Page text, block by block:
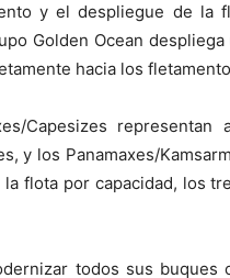
y el despliegue de la
Golden Ocean
hacia los
Capesizes
y los Panamaxes/
flota por capacidad, los
todos sus buques